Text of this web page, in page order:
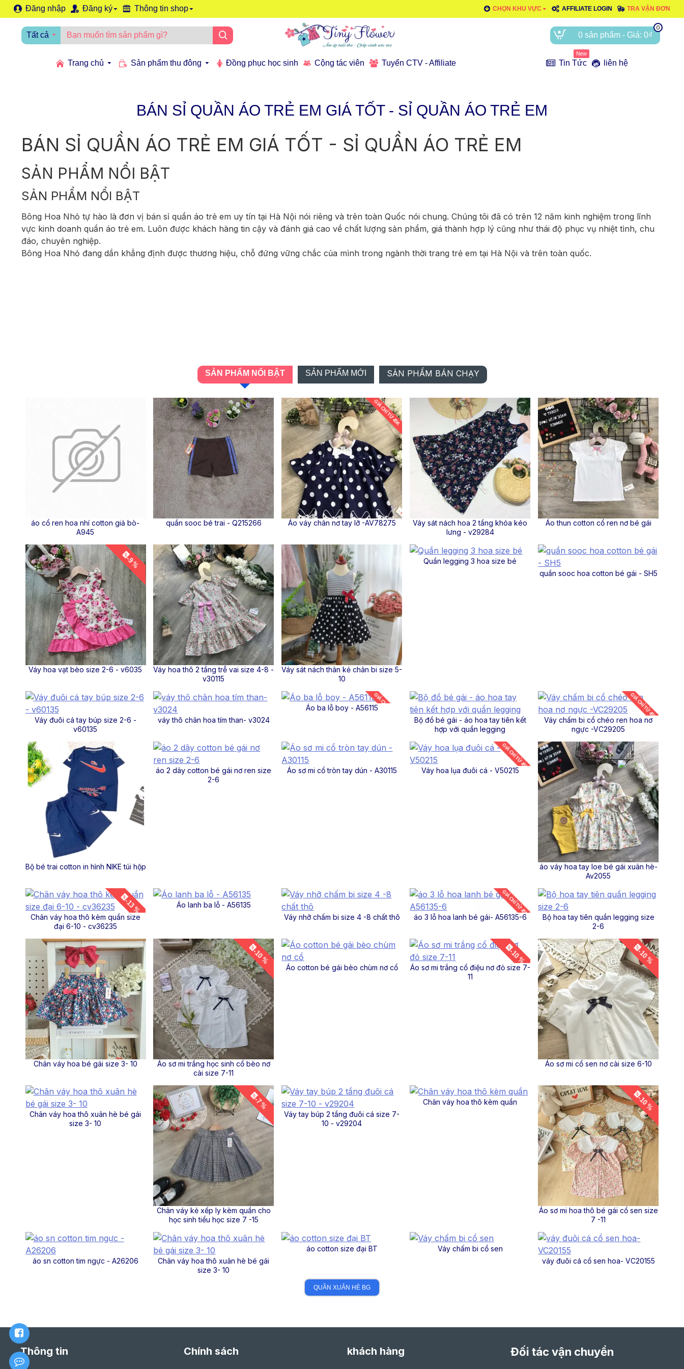
Đăng nhập Đăng ký Thông tin shop CHỌN KHU VỰC AFFILIATE LOGIN TRA VẬN ĐƠN
Tất cả 0 sản phẩm - Giá: 0₫
0
Trang chủ Sản phẩm thu đông Đồng phục học sinh Cộng tác viên Tuyển CTV - Affiliate Tin Tức
New
liên hệ
BÁN SỈ QUẦN ÁO TRẺ EM GIÁ TỐT - SỈ QUẦN ÁO TRẺ EM
BÁN SỈ QUẦN ÁO TRẺ EM GIÁ TỐT - SỈ QUẦN ÁO TRẺ EM
SẢN PHẨM NỔI BẬT
SẢN PHẨM NỔI BẬT
Bông Hoa Nhỏ tự hào là đơn vị bán sỉ quần áo trẻ em uy tín tại Hà Nội nói riêng và trên toàn Quốc nói chung. Chúng tôi đã có trên 12 năm kinh nghiệm trong lĩnh
vực kinh doanh quần áo trẻ em. Luôn được khách hàng tin cậy và đánh giá cao về chất lượng sản phẩm, giá thành hợp lý cũng như thái độ phục vụ nhiệt tình, chu
đáo, chuyên nghiệp.
Bông Hoa Nhỏ đang dần khẳng định được thương hiệu, chỗ đứng vững chắc của mình trong ngành thời trang trẻ em tại Hà Nội và trên toàn quốc.
SẢN PHẨM NỔI BẬT SẢN PHẨM MỚI SẢN PHẨM BÁN CHẠY
áo cổ ren hoa nhí cotton giả bò-
A945
quần sooc bé trai - Q215266
GIÁ CHỈ TỪ 45K
Áo váy chân nơ tay lỡ -AV78275
Váy sát nách hoa 2 tầng khóa kéo
lưng - v29284
Áo thun cotton cổ ren nơ bé gái
-9 %
Váy hoa vạt bèo size 2-6 - v6035
Váy hoa thô 2 tầng trễ vai size 4-8 -
v30115
Váy sát nách thân kẻ chân bi size 5-
10
Quần legging 3 hoa size bé
quần sooc hoa cotton bé gái - SH5
Váy đuôi cá tay búp size 2-6 -
v60135
váy thô chân hoa tím than- v3024
GIÁ CHỈ TỪ 45K
Áo ba lỗ boy - A56115
Bộ đồ bé gái - áo hoa tay tiên kết
hợp với quần legging
GIÁ CHỈ TỪ 45K
Váy chấm bi cổ chéo ren hoa nơ
ngực -VC29205
Bộ bé trai cotton in hình NIKE túi hộp
áo 2 dây cotton bé gái nơ ren size
2-6
Áo sơ mi cổ tròn tay dún - A30115
GIÁ CHỈ TỪ 45K
Váy hoa lụa đuôi cá - V50215
áo váy hoa tay loe bé gái xuân hè-
Av2055
-13 %
Chân váy hoa thô kèm quần size
đại 6-10 - cv36235
Áo lanh ba lỗ - A56135
Váy nhỡ chấm bi size 4 -8 chất thô
GIÁ CHỈ TỪ 45K
áo 3 lỗ hoa lanh bé gái- A56135-6
Bộ hoa tay tiên quần legging size
2-6
Chân váy hoa bé gái size 3- 10
-10 %
Áo sơ mi trắng học sinh cổ bèo nơ
cài size 7-11
Áo cotton bé gái bèo chùm nơ cổ
-10 %
Áo sơ mi trắng cổ điệu nơ đỏ size 7-
11
-10 %
Áo sơ mi cổ sen nơ cài size 6-10
Chân váy hoa thô xuân hè bé gái
size 3- 10
-7 %
Chân váy kẻ xếp ly kèm quần cho
học sinh tiểu học size 7 -15
Váy tay búp 2 tầng đuôi cá size 7-
10 - v29204
Chân váy hoa thô kèm quần -10 %
Áo sơ mi hoa thô bé gái cổ sen size
7 -11
áo sn cotton tim ngực - A26206
Chân váy hoa thô xuân hè bé gái
size 3- 10
áo cotton size đại BT
Váy chấm bi cổ sen
váy đuôi cá cổ sen hoa- VC20155
QUẦN XUÂN HÈ BG
Thông tin Chính sách khách hàng Đối tác vận chuyển